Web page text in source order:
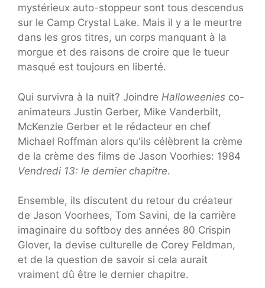
mystérieux auto-stoppeur sont tous descendus
sur le Camp Crystal Lake. Mais il y a le meurtre
dans les gros titres, un corps manquant à la
morgue et des raisons de croire que le tueur
masqué est toujours en liberté.
Qui survivra à la nuit? Joindre Halloweenies co-
animateurs Justin Gerber, Mike Vanderbilt,
McKenzie Gerber et le rédacteur en chef
Michael Roffman alors qu'ils célèbrent la crème
de la crème des films de Jason Voorhies: 1984
Vendredi 13: le dernier chapitre.
Ensemble, ils discutent du retour du créateur
de Jason Voorhees, Tom Savini, de la carrière
imaginaire du softboy des années 80 Crispin
Glover, la devise culturelle de Corey Feldman,
et de la question de savoir si cela aurait
vraiment dû être le dernier chapitre.